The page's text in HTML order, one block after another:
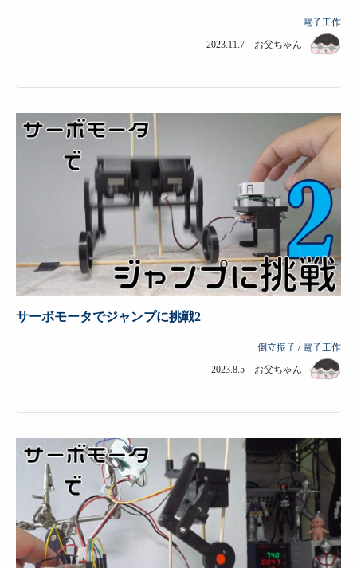
電子工作
2023.11.7 お父ちゃん
サーボモータでジャンプに挑戦2
倒立振子 / 電子工作
2023.8.5 お父ちゃん